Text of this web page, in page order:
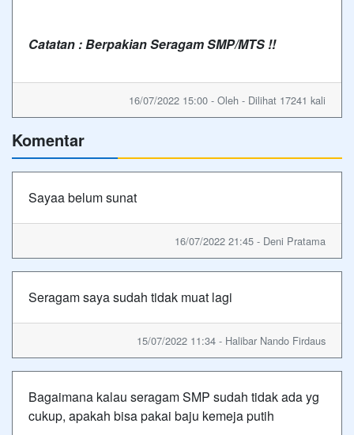
Catatan : Berpakian Seragam SMP/MTS !!
16/07/2022 15:00 - Oleh - Dilihat 17241 kali
Komentar
Sayaa belum sunat
16/07/2022 21:45 - Deni Pratama
Seragam saya sudah tidak muat lagi
15/07/2022 11:34 - Halibar Nando Firdaus
Bagaimana kalau seragam SMP sudah tidak ada yg
cukup, apakah bisa pakai baju kemeja putih